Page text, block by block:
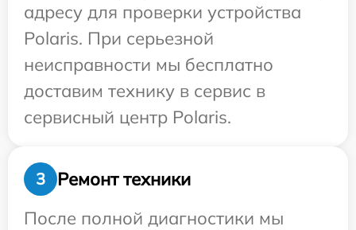
адресу для проверки устройства
Polaris. При серьезной
неисправности мы бесплатно
доставим технику в сервис в
сервисный центр Polaris.
3
Ремонт техники
После полной диагностики мы